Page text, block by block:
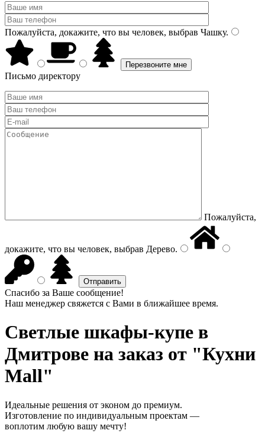
Пожалуйста, докажите, что вы человек, выбрав Чашку.
Письмо директору
Пожалуйста,
докажите, что вы человек, выбрав Дерево.
Спасибо за Ваше сообщение!
Наш менеджер свяжется с Вами в ближайшее время.
Светлые шкафы-купе в
Дмитрове на заказ от "Кухни
Mall"
Идеальные решения от эконом до премиум.
Изготовление по индивидуальным проектам —
воплотим любую вашу мечту!